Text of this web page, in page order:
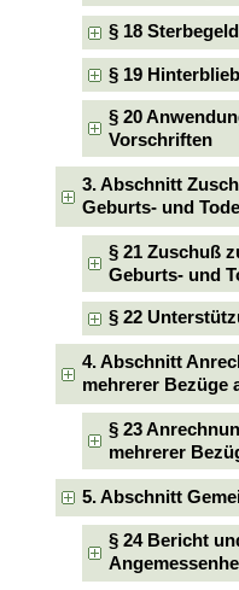
§ 18 Sterbegeld
§ 19
§ 20
Vorschriften
3. Abschnitt
Geburts- und
§ 21 Zuschuß
Geburts- und
§ 22
4. Abschnitt
mehrerer Bezüge
§ 23
mehrerer
5. Abschnitt
§ 24 Bericht